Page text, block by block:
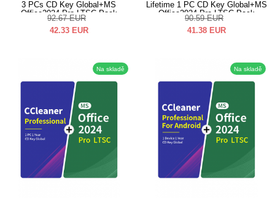
3 PCs CD Key Global+MS
Office2024 Pro LTSC Pack
92.67 EUR
42.33 EUR
Lifetime 1 PC CD Key Global+MS
Office2024 Pro LTSC Pack
90.59 EUR
41.38 EUR
Na skladě Na skladě